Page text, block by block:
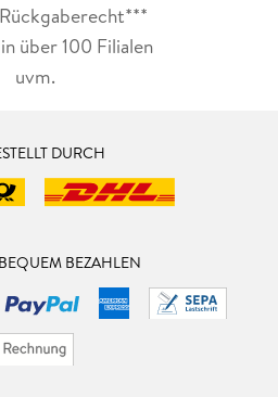
über 100 Filialen
uvm.
DURCH
BEZAHLEN